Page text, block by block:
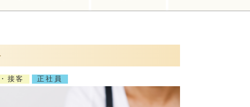
接客 正社員